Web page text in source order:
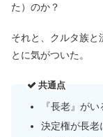
た）のか？
それと、クルタ族と
とに気がついた。
共通点
『長老』がい
決定権が長老